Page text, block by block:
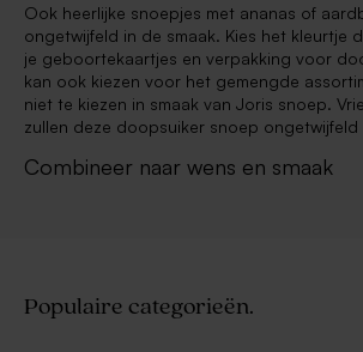
Ook heerlijke snoepjes met ananas of
ongetwijfeld in de smaak. Kies het kleurtje
je geboortekaartjes en verpakking voor
kan ook kiezen voor het gemengde
niet te kiezen in smaak van Joris snoep.
zullen deze doopsuiker snoep ongetwijfeld
Combineer naar wens en smaak
Populaire categorieën.